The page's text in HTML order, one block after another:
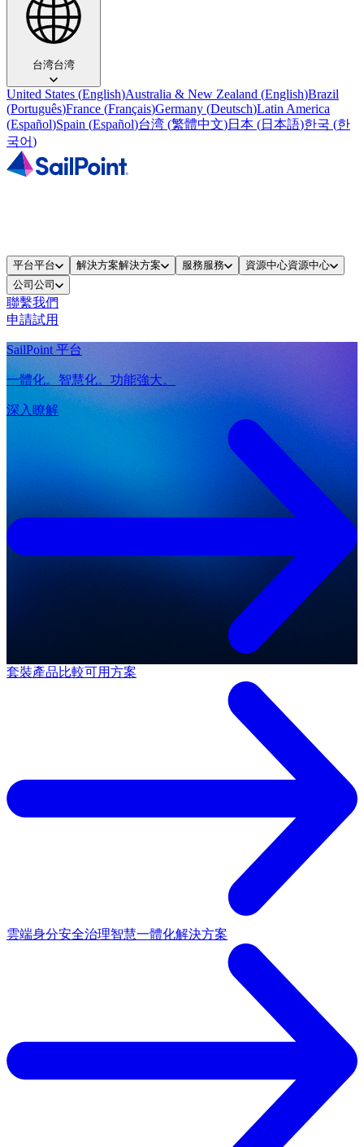
台湾台湾
United States (English)Australia & New Zealand (English)Brazil
(Português)France (Français)Germany (Deutsch)Latin America
(Español)Spain (Español)台湾 (繁體中文)日本 (日本語)한국 (한
국어)
平台平台 解決方案解決方案 服務服務 資源中心資源中心
公司 公司
聯繫我們
申請試用
SailPoint 平台
一體化。智慧化。功能強大。
深入瞭解
套裝產品比較可用方案
雲端身分安全治理智慧一體化解決方案